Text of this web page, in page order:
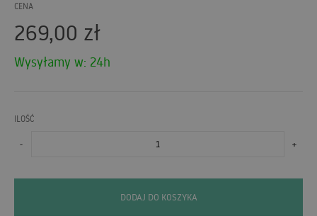
CENA
269,00 zł
Wysyłamy w: 24h
ILOŚĆ
- +
DODAJ DO KOSZYKA